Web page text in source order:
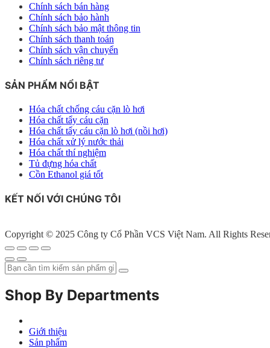
Chính sách bán hàng
Chính sách bảo hành
Chính sách bảo mật thông tin
Chính sách thanh toán
Chính sách vận chuyển
Chính sách riêng tư
SẢN PHẨM NỔI BẬT
Hóa chất chống cáu cặn lò hơi
Hóa chất tẩy cáu cặn
Hóa chất tẩy cáu cặn lò hơi (nồi hơi)
Hóa chất xử lý nước thải
Hóa chất thí nghiệm
Tủ đựng hóa chất
Cồn Ethanol giá tốt
KẾT NỐI VỚI CHÚNG TÔI
Copyright © 2025 Công ty Cổ Phần VCS Việt Nam. All Rights
Shop By Departments
Giới thiệu
Sản phẩm